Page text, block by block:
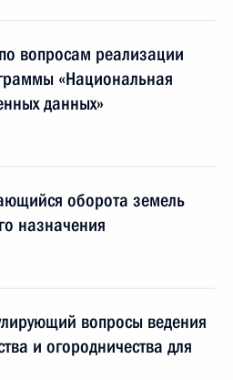
вопросам реализации
«Национальная
данных»
оборота земель
назначения
вопросы ведения
и огородничества для